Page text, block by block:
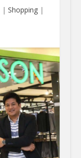
| Shopping|